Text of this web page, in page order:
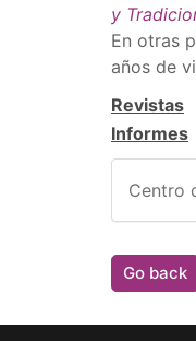
y
En otras
años de
Revistas
Informes
Centro
Go back